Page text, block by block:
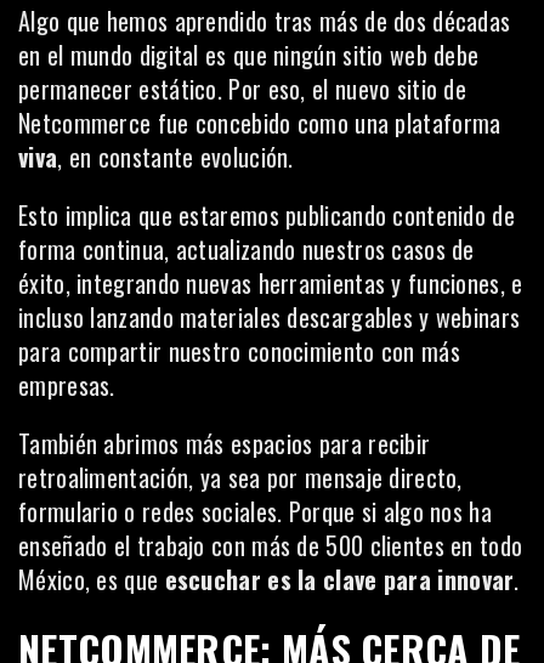
Algo que hemos aprendido tras más de dos décadas
en el mundo digital es que ningún sitio web debe
permanecer estático. Por eso, el nuevo sitio de
Netcommerce fue concebido como una plataforma
viva, en constante evolución.
Esto implica que estaremos publicando contenido de
forma continua, actualizando nuestros casos de
éxito, integrando nuevas herramientas y funciones, e
incluso lanzando materiales descargables y webinars
para compartir nuestro conocimiento con más
empresas.
También abrimos más espacios para recibir
retroalimentación, ya sea por mensaje directo,
formulario o redes sociales. Porque si algo nos ha
enseñado el trabajo con más de 500 clientes en todo
México, es que escuchar es la clave para innovar.
NETCOMMERCE: MÁS CERCA DE